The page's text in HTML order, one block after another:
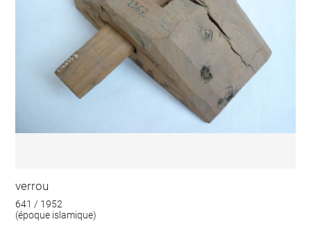
verrou
641 / 1952
(époque islamique)